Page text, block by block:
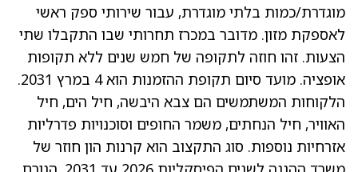
מוגדרת/כמות בלתי מוגדרת, עבור שירותי ספק ראשי
לאספקת מזון. מדובר במכרז תחרותי שבו התקבלו שתי
הצעות. זהו חוזה לתקופה של חמש שנים ללא תקופות
אופציה. מועד סיום תקופת ההזמנות הוא 4 במרץ 2031.
הלקוחות המשתמשים הם צבא היבשה, חיל הים, חיל
האוויר, חיל הנחתים, משמר החופים וסוכנויות פדרליות
אזרחיות נוספות. סוג התקצוב הוא קרנות הון חוזר של